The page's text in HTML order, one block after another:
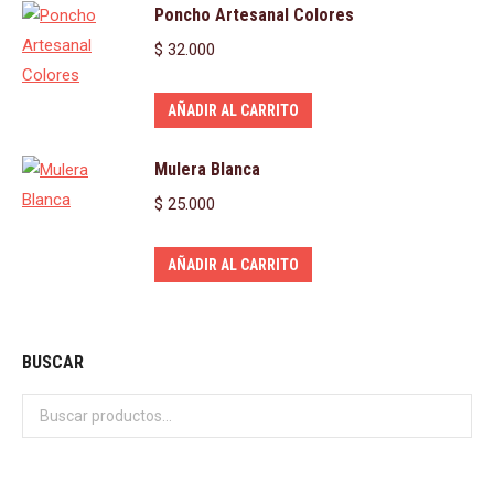
Poncho Artesanal Colores
$ 32.000
AÑADIR AL CARRITO
Mulera Blanca
$ 25.000
AÑADIR AL CARRITO
BUSCAR